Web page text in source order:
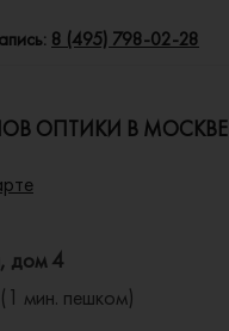
8 (495) 798-02-28
ОПТИКИ В МОСКВЕ
дом 4
мин. пешком)